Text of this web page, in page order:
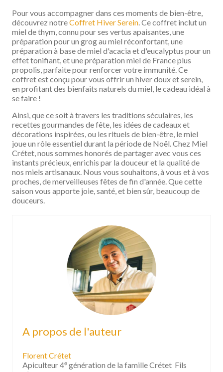
Pour vous accompagner dans ces moments de bien-être,
découvrez notreCoffret Hiver Serein . Ce coffret inclut un
miel de thym, connu pour ses vertus apaisantes, une
préparation pour un grog au miel réconfortant, une
préparation à base de miel d'acacia et d'eucalyptus pour un
effet tonifiant, et une préparation miel de France plus
propolis, parfaite pour renforcer votre immunité. Ce
coffret est conçu pour vous offrir un hiver doux et serein,
en profitant des bienfaits naturels du miel, le cadeau idéal à
se faire !
Ainsi, que ce soit à travers les traditions séculaires, les
recettes gourmandes de fête, les idées de cadeaux et
décorations inspirées, ou les rituels de bien-être, le miel
joue un rôle essentiel durant la période de Noël. Chez Miel
Crétet, nous sommes honorés de partager avec vous ces
instants précieux, enrichis par la douceur et la qualité de
nos miels artisanaux. Nous vous souhaitons, à vous et à vos
proches, de merveilleuses fêtes de fin d'année. Que cette
saison vous apporte joie, santé, et bien sûr, beaucoup de
douceurs.
A propos de l'auteur
Florent Crétet
Apiculteur 4ᵉ génération de la famille Crétet Fils